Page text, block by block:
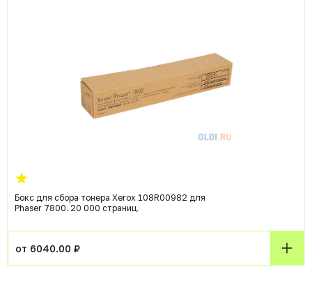
Бокс для сбора тонера Xerox 108R00982 для
Phaser 7800. 20 000 страниц.
от 6040.00 ₽